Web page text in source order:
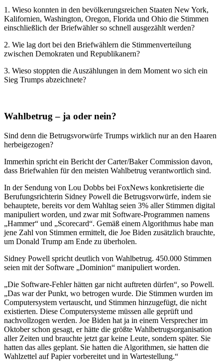
1. Wieso konnten in den bevölkerungsreichen Staaten New York,
Kalifornien, Washington, Oregon, Florida und Ohio die Stimmen
einschließlich der Briefwähler so schnell ausgezählt werden?
2. Wie lag dort bei den Briefwählern die Stimmenverteilung
zwischen Demokraten und Republikanern?
3. Wieso stoppten die Auszählungen in dem Moment wo sich ein
Sieg Trumps abzeichnete?
Wahlbetrug – ja oder nein?
Sind denn die Betrugsvorwürfe Trumps wirklich nur an den Haaren
herbeigezogen?
Immerhin spricht ein Bericht der Carter/Baker Commission davon,
dass Briefwahlen für den meisten Wahlbetrug verantwortlich sind.
In der Sendung von Lou Dobbs bei FoxNews konkretisierte die
Berufungsrichterin Sidney Powell die Betrugsvorwürfe, indem sie
behauptete, bereits vor dem Wahltag seien 3% aller Stimmen digital
manipuliert worden, und zwar mit Software-Programmen namens
„Hammer“ und „Scorecard“. Gemäß einem Algorithmus habe man
jene Zahl von Stimmen ermittelt, die Joe Biden zusätzlich brauchte,
um Donald Trump am Ende zu überholen.
Sidney Powell spricht deutlich von Wahlbetrug. 450.000 Stimmen
seien mit der Software „Dominion“ manipuliert worden.
„Die Software-Fehler hätten gar nicht auftreten dürfen“, so Powell.
„Das war der Punkt, wo betrogen wurde. Die Stimmen wurden im
Computersystem vertauscht, und Stimmen hinzugefügt, die nicht
existierten. Diese Computersysteme müssen alle geprüft und
nachvollzogen werden. Joe Biden hat ja in einem Versprecher im
Oktober schon gesagt, er hätte die größte Wahlbetrugsorganisation
aller Zeiten und brauchte jetzt gar keine Leute, sondern später. Sie
hatten das alles geplant. Sie hatten die Algorithmen, sie hatten die
Wahlzettel auf Papier vorbereitet und in Wartestellung.“